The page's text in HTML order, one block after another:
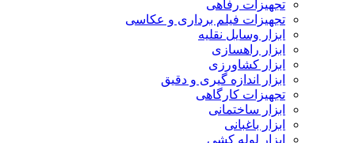
تجهیزات رفاهی
تجهیزات فیلم برداری و عکاسی
ابزار وسایل نقلیه
ابزار راهسازی
ابزار کشاورزی
ابزار اندازه گیری و دقیق
تجهیزات کارگاهی
ابزار ساختمانی
ابزار باغبانی
ابزار لوله کشی